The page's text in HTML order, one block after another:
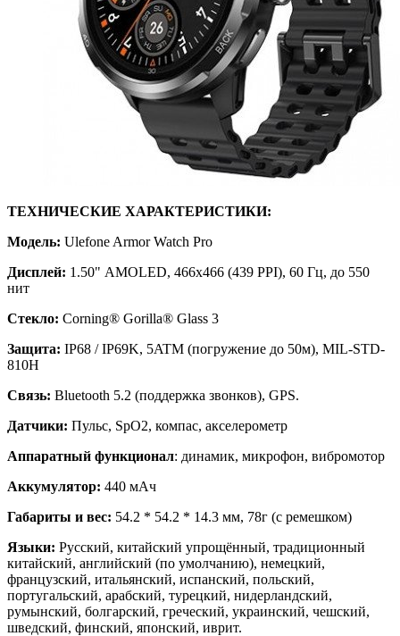
ТЕХНИЧЕСКИЕ ХАРАКТЕРИСТИКИ:
Модель: Ulefone Armor Watch Pro
Дисплей: 1.50" AMOLED, 466x466 (439 PPI), 60 Гц, до 550
нит
Стекло: Corning® Gorilla® Glass 3
Защита: IP68 / IP69K, 5ATM (погружение до 50м), MIL-STD-
810H
Связь: Bluetooth 5.2 (поддержка звонков), GPS.
Датчики: Пульс, SpO2, компас, акселерометр
Аппаратный функционал: динамик, микрофон, вибромотор
Аккумулятор: 440 мАч
Габариты и вес: 54.2 * 54.2 * 14.3 мм, 78г (с ремешком)
Языки: Русский, китайский упрощённый, традиционный
китайский, английский (по умолчанию), немецкий,
французский, итальянский, испанский, польский,
португальский, арабский, турецкий, нидерландский,
румынский, болгарский, греческий, украинский, чешский,
шведский, финский, японский, иврит.